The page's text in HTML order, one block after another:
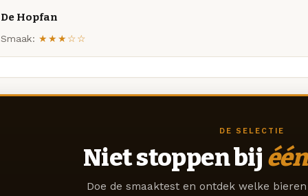
De Hopfan
Smaak: ★★★☆☆
DE SELECTIE
Niet stoppen bij één
Doe de smaaktest en ontdek welke